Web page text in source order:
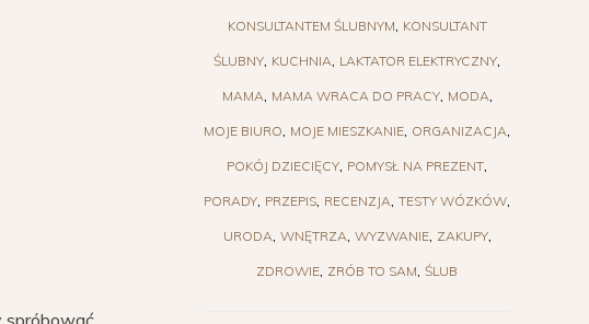
KONSULTANTEM ŚLUBNYM KONSULTANT
ŚLUBNY KUCHNIA LAKTATOR ELEKTRYCZNY
MAMA MAMA WRACA DO PRACY MODA
MOJE BIURO MOJE MIESZKANIE ORGANIZACJA
POKÓJ DZIECIĘCY POMYSŁ NA PREZENT
PORADY PRZEPIS RECENZJA TESTY WÓZKÓW
URODA WNĘTRZA WYZWANIE ZAKUPY
ZDROWIE ZRÓB TO SAM ŚLUB